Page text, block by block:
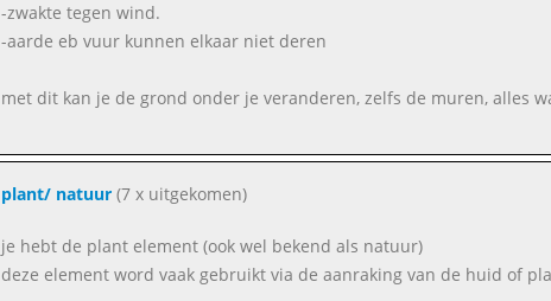
-zwakte tegen wind.
-aarde eb vuur kunnen elkaar niet deren
met dit kan je de grond onder je veranderen, zelfs de muren, alles
plant/ natuur(7 x uitgekomen)
je hebt de plant element (ook wel bekend als natuur)
deze element word vaak gebruikt via de aanraking van de huid of